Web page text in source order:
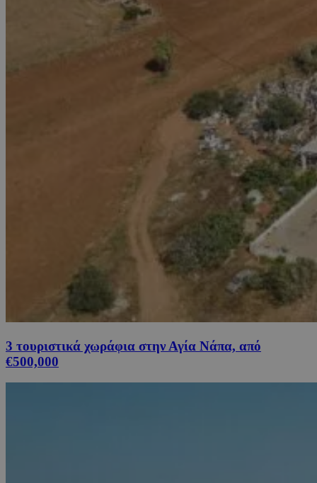
3 τουριστικά χωράφια στην Αγία Νάπα, από
€500,000